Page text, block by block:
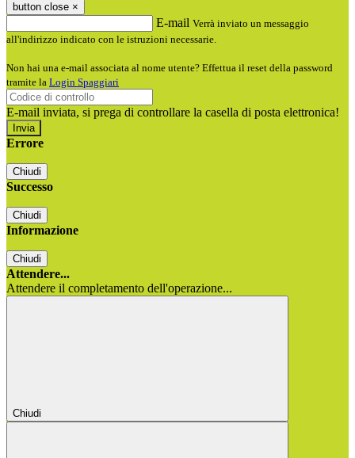
button close ×
E-mail Verrà inviato un messaggio
all'indirizzo indicato con le istruzioni necessarie.
Non hai una e-mail associata al nome utente? Effettua il reset della password
tramite la Login Spaggiari
E-mail inviata, si prega di controllare la casella di posta elettronica!
Errore
Chiudi
Successo
Chiudi
Informazione
Chiudi
Attendere...
Attendere il completamento dell'operazione...
Chiudi